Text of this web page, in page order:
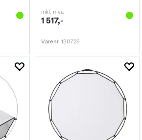
inkl. mva
1 517,-
Varenr 130729